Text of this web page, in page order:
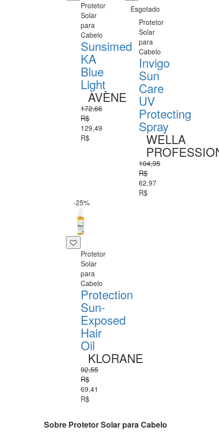
Protetor
Solar
para
Cabelo
Sunsimed
KA
Blue
Light
AVÈNE
172,66
R$
129,49
R$
Esgotado
Protetor
Solar
para
Cabelo
Invigo
Sun
Care
UV
Protecting
Spray
WELLA
104,95
R$
62,97
R$
-25%
Protetor
Solar
para
Cabelo
Protection
Sun-
Exposed
Hair
Oil
KLORANE
92,55
R$
69,41
R$
Sobre Protetor Solar para Cabelo